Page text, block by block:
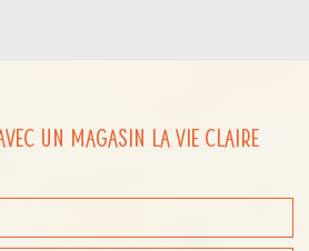
un magasin La Vie Claire